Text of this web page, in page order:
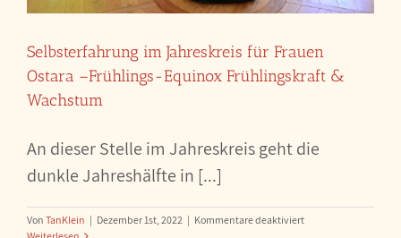
Selbsterfahrung im Jahreskreis für Frauen
Ostara –Frühlings-Equinox Frühlingskraft &
Wachstum
An dieser Stelle im Jahreskreis geht die
dunkle Jahreshälfte in [...]
Von TanKlein | Dezember 1st, 2022 | Kommentare deaktiviertfür